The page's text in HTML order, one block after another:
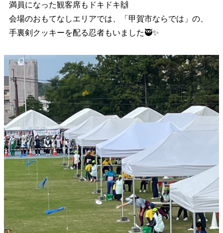
満員になった観客席もドキドキ🙌
会場のおもてなしエリアでは、「甲賀市ならでは」の、
手裏剣クッキーを配る忍者もいました🥷✨